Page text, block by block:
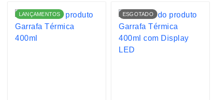
LANÇAMENTOS ESGOTADO